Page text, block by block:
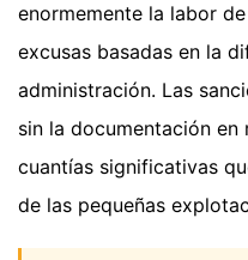
enormemente la labor
excusas basadas en la
administración. Las
sin la documentación en
cuantías significativas
de las pequeñas